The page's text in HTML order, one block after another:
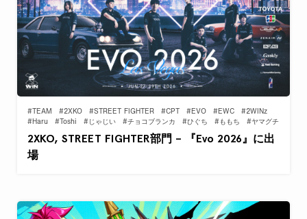
#TEAM #2XKO #STREET FIGHTER #CPT #EVO #EWC
#2WINz
#Haru
#Toshi #じゃじい #チョコブランカ #ひぐち #ももち #ヤマグチ
2XKO, STREET FIGHTER部門 – 『Evo 2026』に出
場